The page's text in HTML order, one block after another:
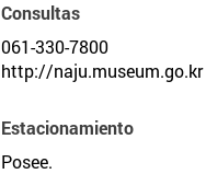
Consultas
061-330-7800
http://naju.museum.go.kr
Estacionamiento
Posee.